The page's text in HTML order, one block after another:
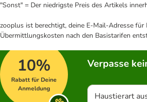
"Sonst" = Der niedrigste Preis des Artikels
zooplus ist berechtigt, deine E-Mail-Adresse
Übermittlungskosten nach den Basistarifen
10%
Rabatt für Deine
Anmeldung
Verpasse
Haustierart